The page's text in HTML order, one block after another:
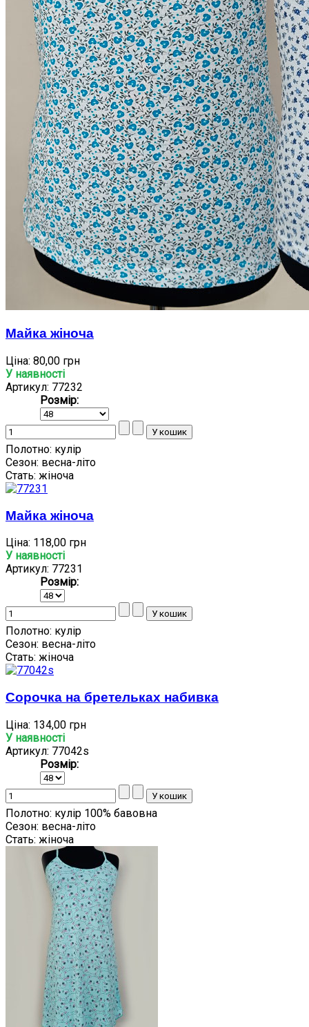
Майка жіноча
Ціна: 80,00 грн
У наявності
Артикул: 77232
Розмір:
Полотно: кулір
Сезон: весна-літо
Стать: жіноча
Майка жіноча
Ціна: 118,00 грн
У наявності
Артикул: 77231
Розмір:
Полотно: кулір
Сезон: весна-літо
Стать: жіноча
Сорочка на бретельках набивка
Ціна: 134,00 грн
У наявності
Артикул: 77042s
Розмір:
Полотно: кулір 100% бавовна
Сезон: весна-літо
Стать: жіноча